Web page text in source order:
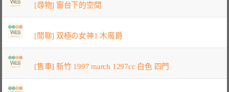
[尋物] 窗台下的空間
[閒聊] 双極の女神1 木魔爵
[售車] 新竹 1997 march 1297cc 白色 四門